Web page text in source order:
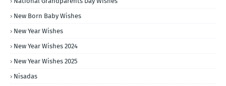
New Born Baby Wishes
New Year Wishes
New Year Wishes 2024
New Year Wishes 2025
Nisadas